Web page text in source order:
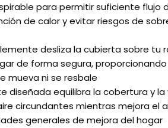
para permitir suficiente flujo
de calor y evitar riesgos de
desliza la cubierta sobre tu
de forma segura,
mueva ni se resbale
diseñada equilibra la cobertura y
circundantes mientras mejora el
generales de mejora del hogar